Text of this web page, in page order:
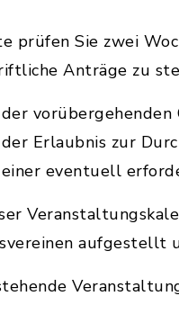
prüfen Sie zwei
Anträge zu
der
der Erlaubnis zur
einer eventuell
aufgestellt